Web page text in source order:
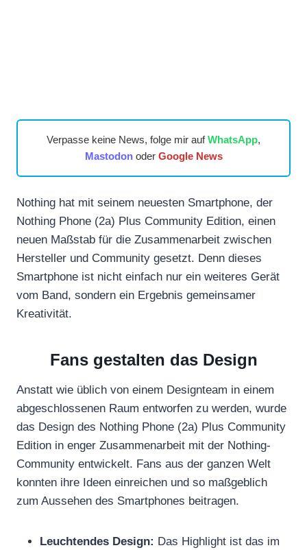
Verpasse keine News, folge mir aufWhatsApp,
Mastodonoder Google News
Nothing hat mit seinem neuesten Smartphone, der
Nothing Phone (2a) Plus Community Edition, einen
neuen Maßstab für die Zusammenarbeit zwischen
Hersteller und Community gesetzt. Denn dieses
Smartphone ist nicht einfach nur ein weiteres Gerät
vom Band, sondern ein Ergebnis gemeinsamer
Kreativität.
Fans gestalten das Design
Anstatt wie üblich von einem Designteam in einem
abgeschlossenen Raum entworfen zu werden, wurde
das Design des Nothing Phone (2a) Plus Community
Edition in enger Zusammenarbeit mit der Nothing-
Community entwickelt. Fans aus der ganzen Welt
konnten ihre Ideen einreichen und so maßgeblich
zum Aussehen des Smartphones beitragen.
Leuchtendes Design: Das Highlight ist das im